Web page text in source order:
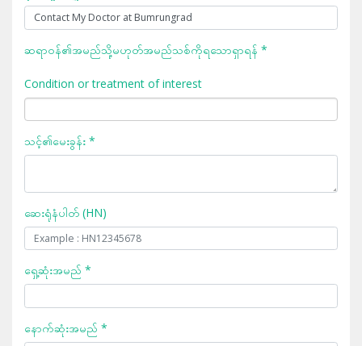
ဆရာဝန်၏အမည်သို့မဟုတ်အမည်သစ်ကိုရသောရှာရန် *
Condition or treatment of interest
သင့်၏မေးခွန်း *
ဆေးရုံနံပါတ် (HN)
ရှေ့ဆုံးအမည် *
နောက်ဆုံးအမည် *